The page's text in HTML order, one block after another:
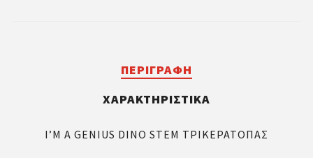
ΠΕΡΙΓΡΑΦΉ
ΧΑΡΑΚΤΗΡΙΣΤΙΚΆ
I’M A GENIUS DINO STEM ΤΡΙΚΕΡΑΤΟΠΑΣ